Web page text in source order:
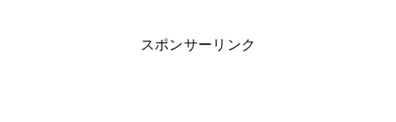
スポンサーリンク